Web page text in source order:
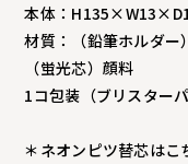
本体：
材質：（鉛筆ホルダー
（蛍光芯）顔料
1コ包装（ブリスタ
＊ネオンピツ替芯はこ